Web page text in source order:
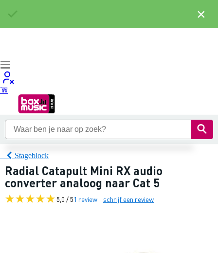
Stageblock
Radial Catapult Mini RX audio
converter analoog naar Cat 5
5,0 / 51 review schrijf een review
×